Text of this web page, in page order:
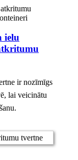
ielu
ir nozīmīgs
lai veicinātu